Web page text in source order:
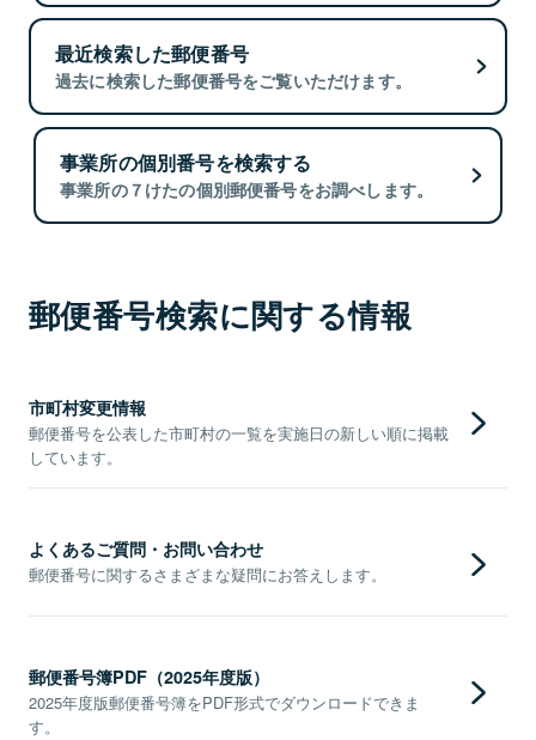
最近検索した郵便番号
過去に検索した郵便番号をご覧いただけます。
事業所の個別番号を検索する
事業所の７けたの個別郵便番号をお調べします。
郵便番号検索に関する情報
市町村変更情報
郵便番号を公表した市町村の一覧を実施日の新しい順に掲載
しています。
よくあるご質問・お問い合わせ
郵便番号に関するさまざまな疑問にお答えします。
郵便番号簿PDF（2025年度版）
2025年度版郵便番号簿をPDF形式でダウンロードできま
す。